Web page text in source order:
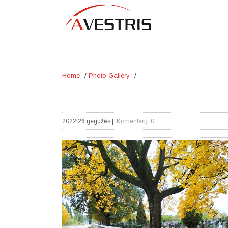
Home / Photo Gallery /
2022 26 gegužės Komentarų: 0